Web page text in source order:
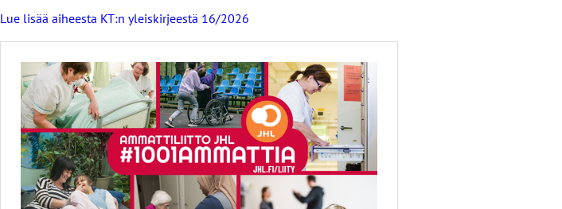
Lue lisää aiheesta KT:n yleiskirjeestä 16/2026